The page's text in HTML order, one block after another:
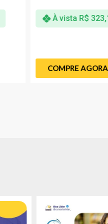
À vista R$
COMPRE AGORA